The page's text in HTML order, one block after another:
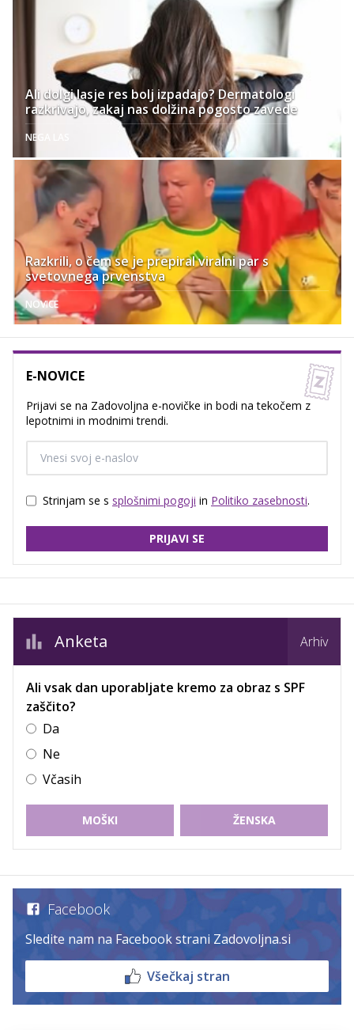
Ali dolgi lasje res bolj izpadajo? Dermatologi
razkrivajo, zakaj nas dolžina pogosto zavede
NEGA LAS
Razkrili, o čem se je prepiral viralni par s
svetovnega prvenstva
NOVICE
E-NOVICE
Prijavi se na Zadovoljna e-novičke in bodi na tekočem z
lepotnimi in modnimi trendi.
Strinjam se s splošnimi pogoji in Politiko zasebnosti.
PRIJAVI SE
Anketa Arhiv
Ali vsak dan uporabljate kremo za obraz s SPF
zaščito?
Da
Ne
Včasih
MOŠKI ŽENSKA
Facebook
Sledite nam na Facebook strani Zadovoljna.si
Všečkaj stran